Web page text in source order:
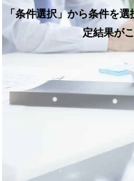
「条件選択」から条件を
定結果が